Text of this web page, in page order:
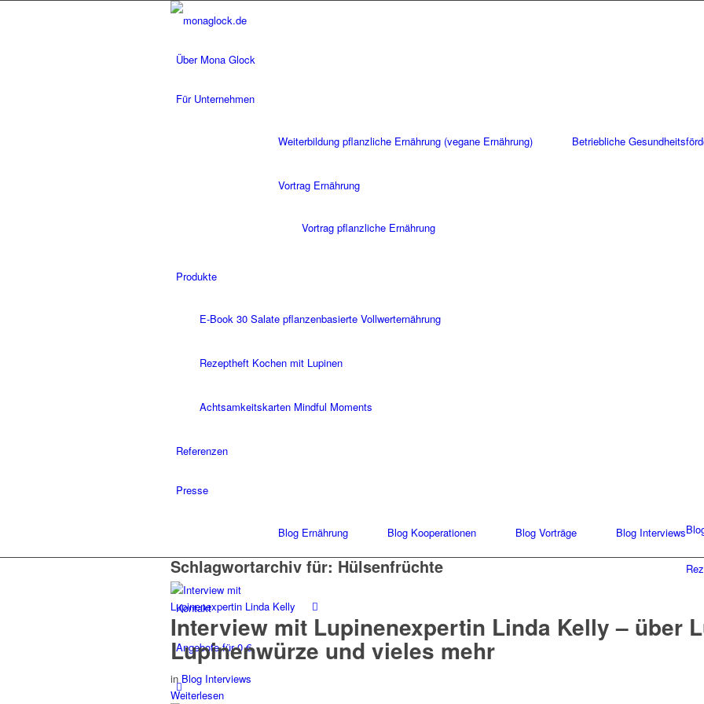
Über Mona Glock
Für Unternehmen
Weiterbildung pflanzliche Ernährung (vegane Ernährung) Betriebliche
Vortrag Ernährung
Vortrag pflanzliche Ernährung
Produkte
E-Book 30 Salate pflanzenbasierte Vollwerternährung
Rezeptheft Kochen mit Lupinen
Achtsamkeitskarten Mindful Moments
Referenzen
Presse
Blog Ernährung Blog Kooperationen Blog Vorträge Blog Interviews
Kontakt
Angebote für 0 €
Schlagwortarchiv für: Hülsenfrüchte
Interview mit Lupinenexpertin Linda Kelly – über
Lupinenwürze und vieles mehr
in Blog Interviews
Weiterlesen